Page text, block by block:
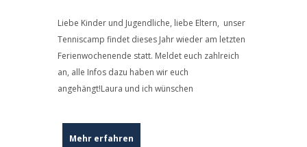
Liebe Kinder und Jugendliche, liebe Eltern, unser
Tenniscamp findet dieses Jahr wieder am letzten
Ferienwochenende statt. Meldet euch zahlreich
an, alle Infos dazu haben wir euch
angehängt!Laura und ich wünschen
Mehr erfahren